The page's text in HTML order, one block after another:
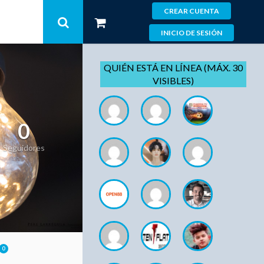
CREAR CUENTA
INICIO DE SESIÓN
0
Seguidores
0
QUIÉN ESTÁ EN LÍNEA (MÁX. 30
VISIBLES)